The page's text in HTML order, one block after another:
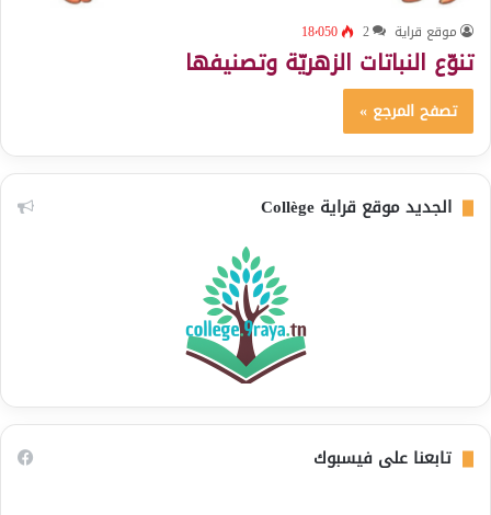
موقع قراية 2 18٬050
تنوّع النباتات الزهريّة وتصنيفها
تصفح المرجع »
الجديد موقع قراية Collège
تابعنا على فيسبوك